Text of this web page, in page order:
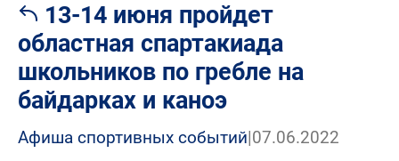
13-14 июня пройдет
областная спартакиада
школьников по гребле на
байдарках и каноэ
Афиша спортивных событий|07.06.2022